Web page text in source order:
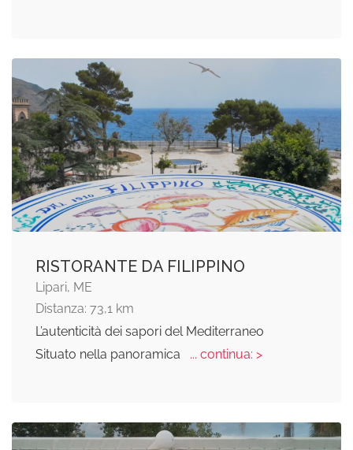
RISTORANTE DA FILIPPINO
Lipari, ME
Distanza: 73,1 km
L’autenticità dei sapori del Mediterraneo
Situato nella panoramica
... continua: >